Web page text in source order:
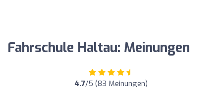
Fahrschule Haltau: Meinungen
4.7/5 (83 Meinungen)